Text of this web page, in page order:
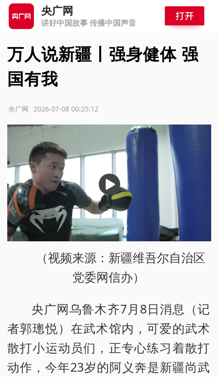
央广网
讲好中国故事 传播中国声音
万人说新疆丨强身健体 强
国有我
2026-07-08 00:25:12
央广网
播
放
（视频来源：新疆维吾尔自治区
党委网信办）
央广网乌鲁木齐7月8日消息（记
者郭璁悦）在武术馆内，可爱的武术
散打小运动员们，正专心练习着散打
动作，今年23岁的阿义奔是新疆尚武